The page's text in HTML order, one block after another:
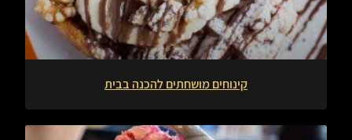
קינוחים מושחתים להכנה בבית